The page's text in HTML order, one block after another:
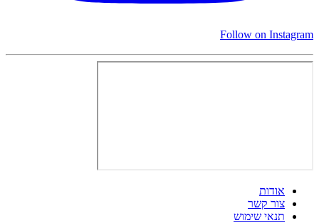
Follow on Instagram
אודות
צור קשר
תנאי שימוש